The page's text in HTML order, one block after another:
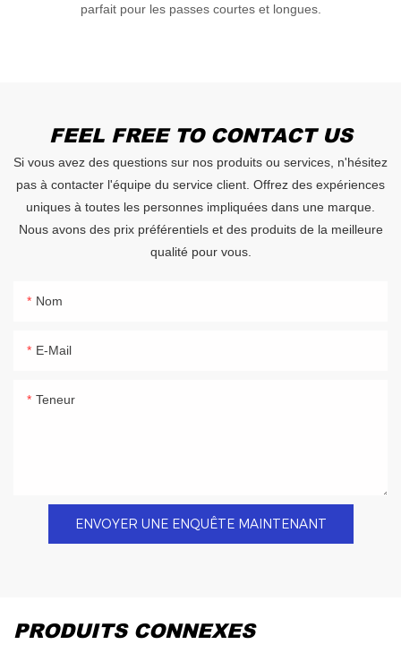
parfait pour les passes courtes et longues.
FEEL FREE TO CONTACT US
Si vous avez des questions sur nos produits ou services, n'hésitez
pas à contacter l'équipe du service client. Offrez des expériences
uniques à toutes les personnes impliquées dans une marque.
Nous avons des prix préférentiels et des produits de la meilleure
qualité pour vous.
Nom
E-Mail
Teneur
ENVOYER UNE ENQUÊTE MAINTENANT
PRODUITS CONNEXES